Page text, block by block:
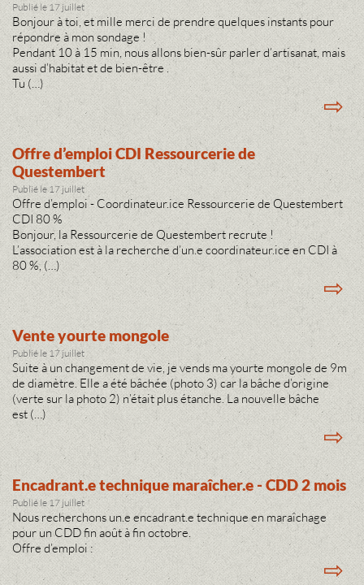
Publié le 17 juillet
Bonjour à toi, et mille merci de prendre quelques instants pour
répondre à mon sondage !
Pendant 10 à 15 min, nous allons bien-sûr parler d’artisanat, mais
aussi d’habitat et de bien-être .
Tu (…)
⇨
Offre d’emploi CDI Ressourcerie de
Questembert
Publié le 17 juillet
Offre d’emploi - Coordinateur.ice Ressourcerie de Questembert
CDI 80 %
Bonjour, la Ressourcerie de Questembert recrute !
L’association est à la recherche d’un.e coordinateur.ice en CDI à
80 %, (…)
⇨
Vente yourte mongole
Publié le 17 juillet
Suite à un changement de vie, je vends ma yourte mongole de 9m
de diamètre. Elle a été bâchée (photo 3) car la bâche d’origine
(verte sur la photo 2) n’était plus étanche. La nouvelle bâche
est (…)
⇨
Encadrant.e technique maraîcher.e - CDD 2 mois
Publié le 17 juillet
Nous recherchons un.e encadrant.e technique en maraîchage
pour un CDD fin août à fin octobre.
Offre d’emploi :
⇨